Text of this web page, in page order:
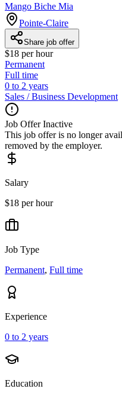
Mango Biche Mia
Pointe-Claire
Share job offer
$18 per hour
Permanent
Full time
0 to 2 years
Sales / Business Development
Job Offer Inactive
This job offer is no longer
removed by the employer.
Salary
$18 per hour
Job Type
Permanent, Full time
Experience
0 to 2 years
Education